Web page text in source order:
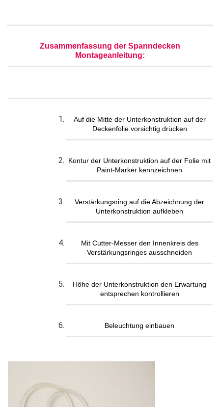
Zusammenfassung der Spanndecken
Montageanleitung:
Auf die Mitte der Unterkonstruktion auf der
Deckenfolie vorsichtig drücken
Kontur der Unterkonstruktion auf der Folie mit
Paint-Marker kennzeichnen
Verstärkungsring auf die Abzeichnung der
Unterkonstruktion aufkleben
Mit Cutter-Messer den Innenkreis des
Verstärkungsringes ausschneiden
Höhe der Unterkonstruktion den Erwartung
entsprechen kontrollieren
Beleuchtung einbauen